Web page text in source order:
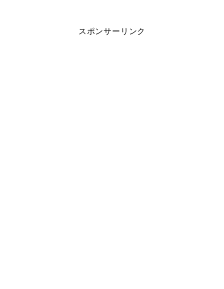
スポンサーリンク